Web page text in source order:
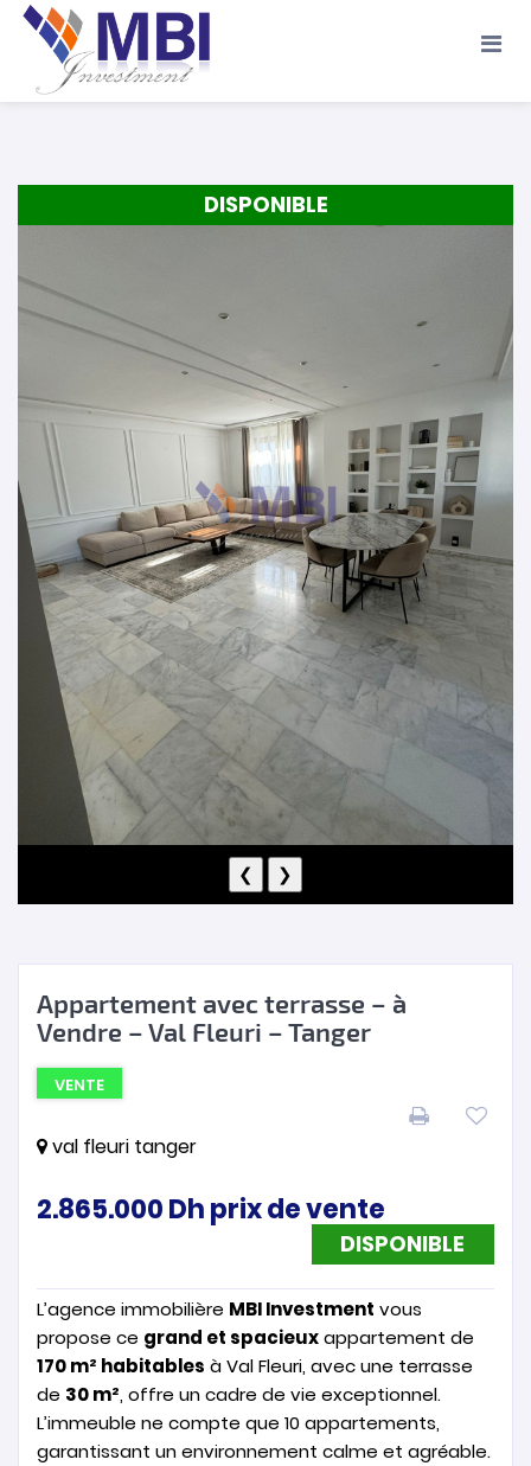
Terrains Location de Vacances Contact
DISPONIBLE
❮ ❯
Appartement avec terrasse – à
Vendre – Val Fleuri – Tanger
VENTE
val fleuri tanger
2.865.000Dhprix de vente
DISPONIBLE
L’agence immobilière MBI Investment vous
propose ce grand et spacieuxappartement de
170 m² habitables à Val Fleuri, avec une terrasse
de 30 m², offre un cadre de vie exceptionnel.
L’immeuble ne compte que 10 appartements,
garantissant un environnement calme et agréable.